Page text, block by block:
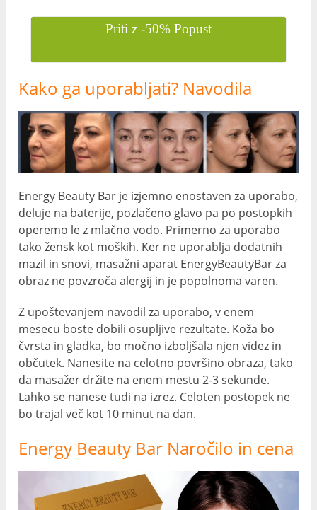
Priti z -50% Popust
Kako ga uporabljati? Navodila
Energy Beauty Bar je izjemno enostaven za uporabo,
deluje na baterije, pozlačeno glavo pa po postopkih
operemo le z mlačno vodo. Primerno za uporabo
tako žensk kot moških. Ker ne uporablja dodatnih
mazil in snovi, masažni aparat EnergyBeautyBar za
obraz ne povzroča alergij in je popolnoma varen.
Z upoštevanjem navodil za uporabo, v enem
mesecu boste dobili osupljive rezultate. Koža bo
čvrsta in gladka, bo močno izboljšala njen videz in
občutek. Nanesite na celotno površino obraza, tako
da masažer držite na enem mestu 2-3 sekunde.
Lahko se nanese tudi na izrez. Celoten postopek ne
bo trajal več kot 10 minut na dan.
Energy Beauty Bar Naročilo in cena